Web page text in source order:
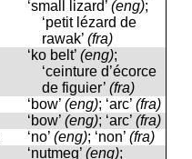
‘small lizard’ (eng);
‘petit lézard de
rawak’ (fra)
‘ko belt’ (eng);
‘ceinture d’écorce
de figuier’ (fra)
‘bow’ (eng); ‘arc’ (fra)
‘bow’ (eng); ‘arc’ (fra)
‘no’ (eng); ‘non’ (fra)
‘nutmeg’ (eng);